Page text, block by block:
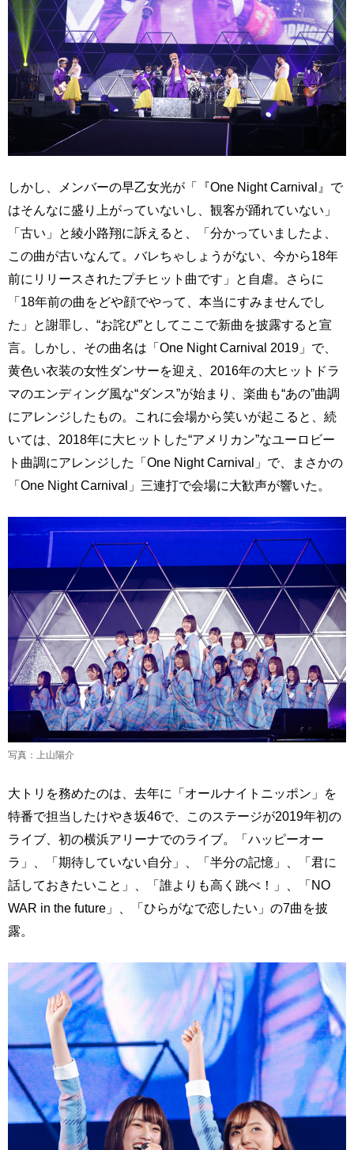
しかし、メンバーの早乙女光が「『One Night Carnival』で
はそんなに盛り上がっていないし、観客が踊れていない」
「古い」と綾小路翔に訴えると、「分かっていましたよ、
この曲が古いなんて。バレちゃしょうがない、今から18年
前にリリースされたプチヒット曲です」と自虐。さらに
「18年前の曲をどや顔でやって、本当にすみませんでし
た」と謝罪し、“お詫び”としてここで新曲を披露すると宣
言。しかし、その曲名は「One Night Carnival 2019」で、
黄色い衣装の女性ダンサーを迎え、2016年の大ヒットドラ
マのエンディング風な“ダンス”が始まり、楽曲も“あの”曲調
にアレンジしたもの。これに会場から笑いが起こると、続
いては、2018年に大ヒットした“アメリカン”なユーロビー
ト曲調にアレンジした「One Night Carnival」で、まさかの
「One Night Carnival」三連打で会場に大歓声が響いた。
写真：上山陽介
大トリを務めたのは、去年に「オールナイトニッポン」を
特番で担当したけやき坂46で、このステージが2019年初の
ライブ、初の横浜アリーナでのライブ。「ハッピーオー
ラ」、「期待していない自分」、「半分の記憶」、「君に
話しておきたいこと」、「誰よりも高く跳べ！」、「NO
WAR in the future」、「ひらがなで恋したい」の7曲を披
露。